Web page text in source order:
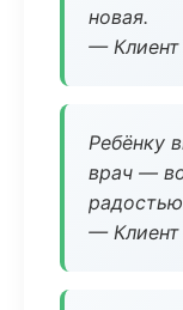
новая.
— Клиент
Ребёнку
врач —
— Клиент